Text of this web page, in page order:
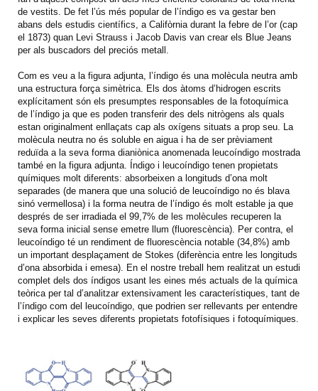
de vestits. De fet l’ús més popular de l’índigo es va gestar ben
abans dels estudis científics, a Califòrnia durant la febre de l’or (cap
el 1873) quan Levi Strauss i Jacob Davis van crear els Blue Jeans
per als buscadors del preciós metall.
Com es veu a la figura adjunta, l’índigo és una molècula neutra amb
una estructura força simètrica. Els dos àtoms d’hidrogen escrits
explícitament són els presumptes responsables de la fotoquímica
de l’índigo ja que es poden transferir des dels nitrògens als quals
estan originalment enllaçats cap als oxígens situats a prop seu. La
molècula neutra no és soluble en aigua i ha de ser prèviament
reduïda a la seva forma dianiònica anomenada leucoíndigo mostrada
també en la figura adjunta. Índigo i leucoíndigo tenen propietats
químiques molt diferents: absorbeixen a longituds d’ona molt
separades (de manera que una solució de leucoíndigo no és blava
sinó vermellosa) i la forma neutra de l’índigo és molt estable ja que
després de ser irradiada el 99,7% de les molècules recuperen la
seva forma inicial sense emetre llum (fluorescència). Per contra, el
leucoíndigo té un rendiment de fluorescència notable (34,8%) amb
un important desplaçament de Stokes (diferència entre les longituds
d’ona absorbida i emesa). En el nostre treball hem realitzat un estudi
complet dels dos índigos usant les eines més actuals de la química
teòrica per tal d’analitzar extensivament les característiques, tant de
l’índigo com del leucoíndigo, que podrien ser rellevants per entendre
i explicar les seves diferents propietats fotofísiques i fotoquímiques.